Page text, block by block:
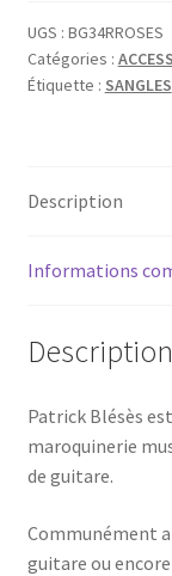
BG34R
USED
ROSES
UGS : BG34RROSES
Catégories :
Étiquette : SANGLES
Description
Informations
Description
Patrick Blésès
maroquinerie
de guitare.
Communément
guitare ou